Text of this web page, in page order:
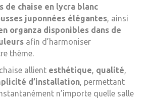
de chaise en lycra blanc
juponnées élégantes, ainsi
organza disponibles dans de
afin d’harmoniser
thème.
allient esthétique, qualité,
d’installation, permettant
n’importe quelle salle